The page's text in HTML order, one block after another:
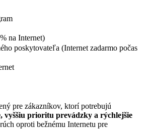
na Internet)
poskytovateľa (Internet zadarmo počas
pre zákazníkov, ktorí potrebujú
vyššiu prioritu prevádzky a rýchlejšie
oproti bežnému Internetu pre